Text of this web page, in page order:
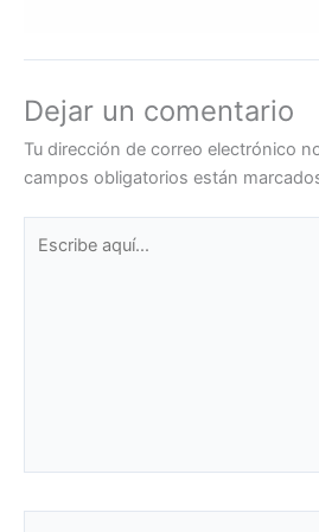
Dejar un comentario
Tu dirección de correo electrónico
campos obligatorios están